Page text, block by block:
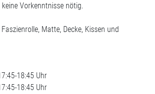
Vorkenntnisse nötig.
Matte, Decke, Kissen und
18:45 Uhr
18:45 Uhr